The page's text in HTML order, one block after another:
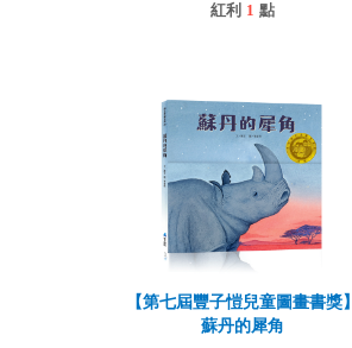
紅利 1 點
【第七屆豐子愷兒童圖畫書獎】
蘇丹的犀角